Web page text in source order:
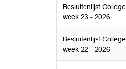
Besluitenlijst College
week 23 - 2026
Besluitenlijst College
week 22 - 2026